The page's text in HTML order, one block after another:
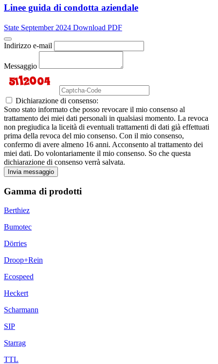
Linee guida di condotta aziendale
State September 2024 Download PDF
Indirizzo e-mail
Messaggio
Dichiarazione di consenso:
Sono stato informato che posso revocare il mio consenso al
trattamento dei miei dati personali in qualsiasi momento. La revoca
non pregiudica la liceità di eventuali trattamenti di dati già effettuati
prima della revoca del mio consenso. Con il mio consenso,
confermo di avere almeno 16 anni. Acconsento al trattamento dei
miei dati. Do volontariamente il mio consenso. So che questa
dichiarazione di consenso verrà salvata.
Invia messaggio
Gamma di prodotti
Berthiez
Bumotec
Dörries
Droop+Rein
Ecospeed
Heckert
Scharmann
SIP
Starrag
TTL